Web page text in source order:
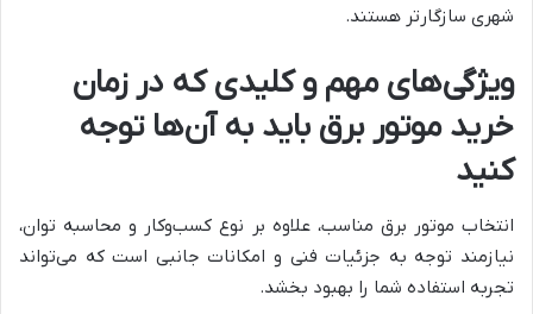
شهری سازگارتر هستند.
ویژگی‌های مهم و کلیدی که در زمان
خرید موتور برق باید به آن‌ها توجه
کنید
انتخاب موتور برق مناسب، علاوه بر نوع کسب‌وکار و محاسبه توان،
نیازمند توجه به جزئیات فنی و امکانات جانبی است که می‌تواند
تجربه استفاده شما را بهبود بخشد.